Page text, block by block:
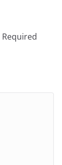
Required